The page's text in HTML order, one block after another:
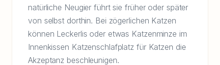
natürliche Neugier führt sie früher oder später
von selbst dorthin. Bei zögerlichen Katzen
können Leckerlis oder etwas Katzenminze im
Innenkissen Katzenschlafplatz für Katzen die
Akzeptanz beschleunigen.